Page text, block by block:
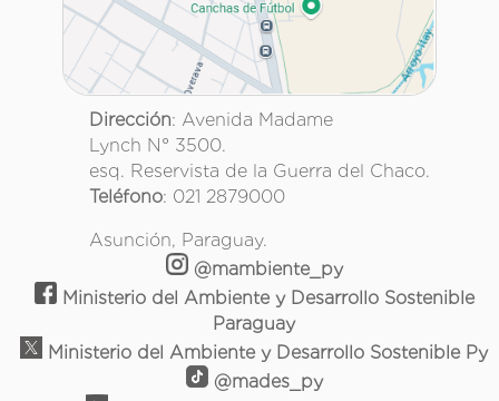
Dirección: Avenida Madame
Lynch N° 3500.
esq. Reservista de la Guerra del Chaco.
Teléfono: 021 2879000
Asunción, Paraguay.
@mambiente_py
Ministerio del Ambiente y Desarrollo Sostenible
Paraguay
Ministerio del Ambiente y Desarrollo Sostenible Py
@mades_py